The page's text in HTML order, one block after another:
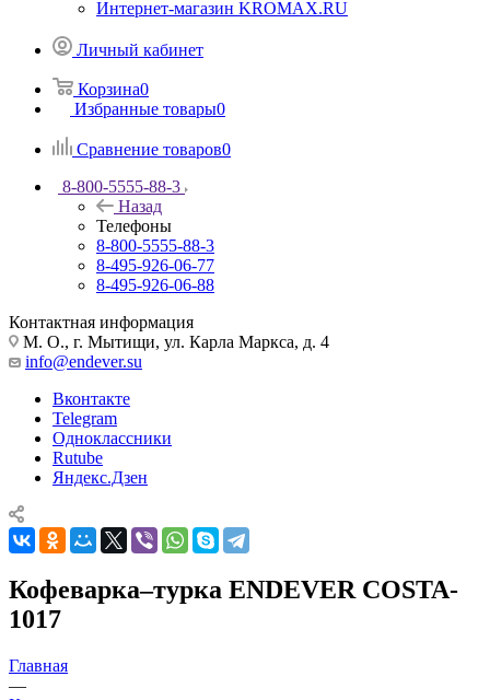
Интернет-магазин KROMAX.RU
Личный кабинет
Корзина0
Избранные товары0
Сравнение товаров0
8-800-5555-88-3
Назад
Телефоны
8-800-5555-88-3
8-495-926-06-77
8-495-926-06-88
Контактная информация
М. О., г. Мытищи, ул. Карла Маркса, д. 4
info@endever.su
Вконтакте
Telegram
Одноклассники
Rutube
Яндекс.Дзен
Кофеварка–турка ENDEVER COSTA-
1017
Главная
—